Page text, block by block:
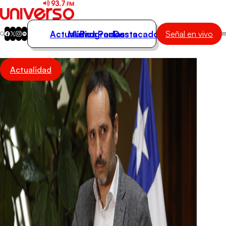
Actualidad
Música
Programas
Podcasts
Destacados
Actualidad
Música
Programas
Podcasts
Destacados Señal en vivo
Actualidad